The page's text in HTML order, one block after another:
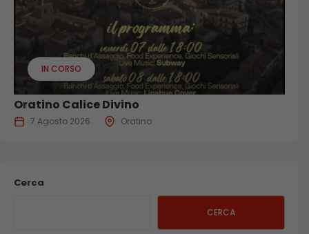
IN CORSO
Oratino Calice Divino
7 Agosto 2026 Oratino
Cerca
CERCA